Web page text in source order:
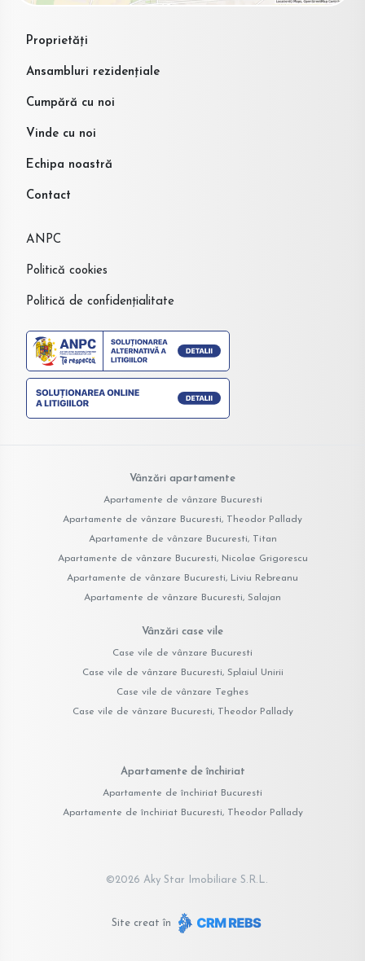
Proprietăți
Ansambluri rezidențiale
Cumpără cu noi
Vinde cu noi
Echipa noastră
Contact
ANPC
Politică cookies
Politică de confidențialitate
Vânzări apartamente
Apartamente de vânzare Bucuresti
Apartamente de vânzare Bucuresti, Theodor Pallady
Apartamente de vânzare Bucuresti, Titan
Apartamente de vânzare Bucuresti, Nicolae Grigorescu
Apartamente de vânzare Bucuresti, Liviu Rebreanu
Apartamente de vânzare Bucuresti, Salajan
Vânzări case vile
Case vile de vânzare Bucuresti
Case vile de vânzare Bucuresti, Splaiul Unirii
Case vile de vânzare Teghes
Case vile de vânzare Bucuresti, Theodor Pallady
Apartamente de închiriat
Apartamente de închiriat Bucuresti
Apartamente de închiriat Bucuresti, Theodor Pallady
©2026 Aky Star Imobiliare S.R.L.
Site creat în